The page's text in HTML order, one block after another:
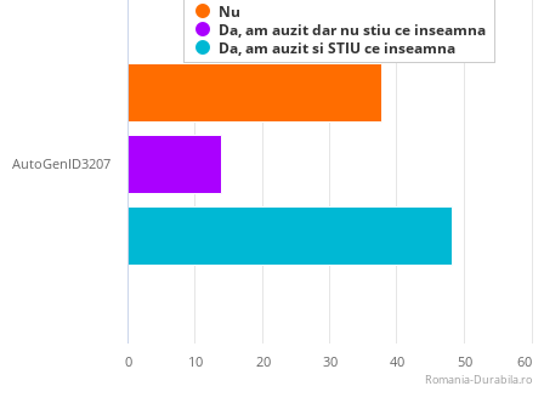
Nu
Da, am auzit dar nu stiu ce inseamna
Da, am auzit si STIU ce inseamna
AutoGenID3207
0 10 20 30 40 50 60
Romania-Durabila.ro